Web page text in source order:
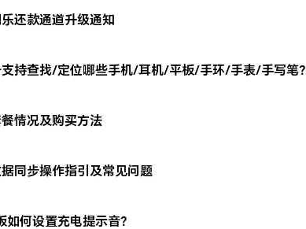
还款通道升级通知
持查找/定位哪些手机/耳机/平板/手环/手表/手写笔？
情况及购买方法
同步操作指引及常见问题
何设置充电提示音？